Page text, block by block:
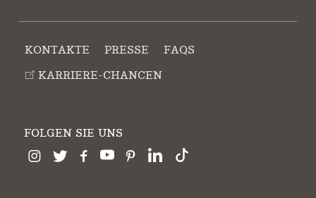
KONTAKTE PRESSE
FAQS
KARRIERE-CHANCEN
FOLGEN SIE UNS